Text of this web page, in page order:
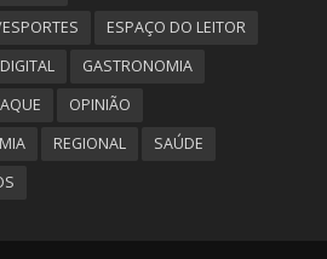
ESPAÇO DO LEITOR
GASTRONOMIA
OPINIÃO
REGIONAL
SAÚDE